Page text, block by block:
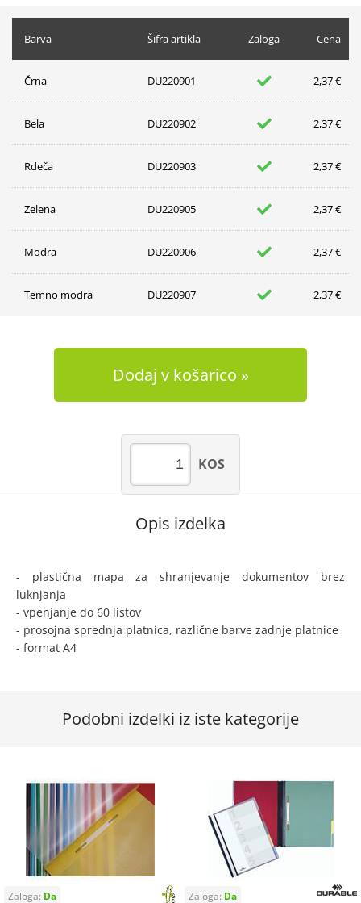
Barva Šifra artikla Zaloga Cena
Črna DU220901 2,37 €
Bela DU220902 2,37 €
Rdeča DU220903 2,37 €
Zelena DU220905 2,37 €
Modra DU220906 2,37 €
Temno modra DU220907 2,37 €
Dodaj v košarico
KOS
Opis izdelka
- plastična mapa za shranjevanje dokumentov brez
luknjanja
- vpenjanje do 60 listov
- prosojna sprednja platnica, različne barve zadnje platnice
- format A4
Podobni izdelki iz iste kategorije